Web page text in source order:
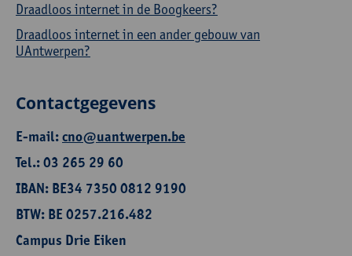
Draadloos internet in de Boogkeers?
Draadloos internet in een ander gebouw van
UAntwerpen?
Contactgegevens
E-mail:cno@uantwerpen.be
Tel.: 03 265 29 60
IBAN: BE34 7350 0812 9190
BTW: BE 0257.216.482
Campus Drie Eiken